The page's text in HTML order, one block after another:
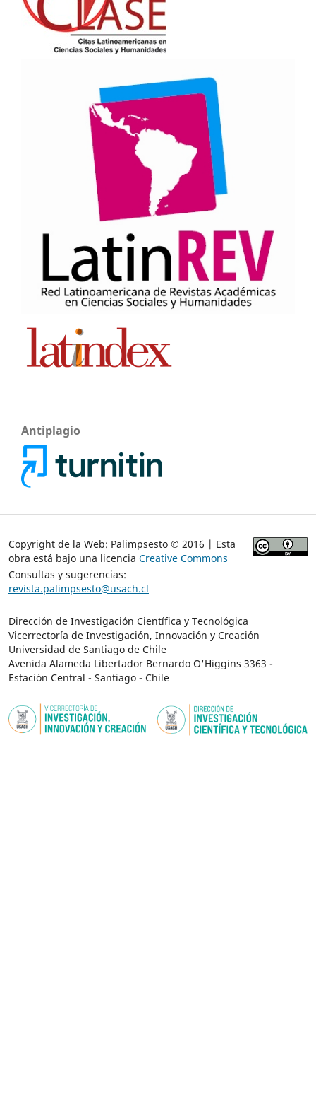
Antiplagio
Copyright de la Web: Palimpsesto © 2016 | Esta
obra está bajo una licencia Creative Commons
Consultas y sugerencias:
revista.palimpsesto@usach.cl
Dirección de Investigación Científica y Tecnológica
Vicerrectoría de Investigación, Innovación y Creación
Universidad de Santiago de Chile
Avenida Alameda Libertador Bernardo O'Higgins 3363 -
Estación Central - Santiago - Chile